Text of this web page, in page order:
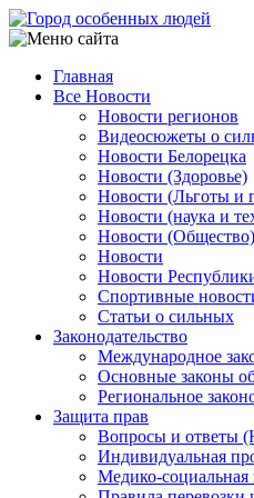
Перейти
к
содержанию
Main
navigation
Главная
Все Новости
Новости регионов
Видеосюжеты о
Новости Белорецка
Новости (Здоровье)
Новости (Льготы и
Новости (наука и
Новости (Общество)
Новости
Новости
Спортивные
Статьи о сильных
Законодательство
Международное
Основные законы
Региональное
Защита прав
Вопросы и ответы
Индивидуальная
Медико-социальная